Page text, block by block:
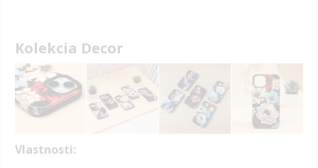
Kolekcia Decor
Vlastnosti: